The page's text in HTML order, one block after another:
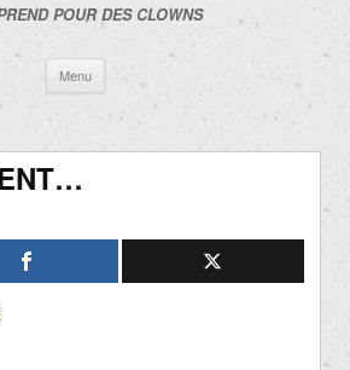
POUR DES CLOWNS
Menu
contenu